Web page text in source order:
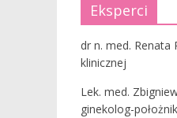
Eksperci
dr n. med. Renata
klinicznej
Lek. med.
ginekolog-położnik